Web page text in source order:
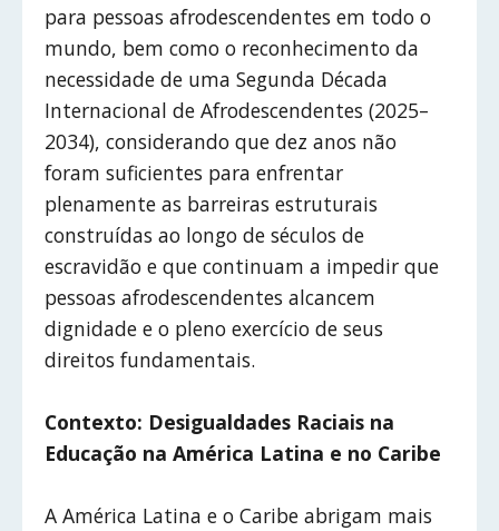
para pessoas afrodescendentes em todo o
mundo, bem como o reconhecimento da
necessidade de uma Segunda Década
Internacional de Afrodescendentes (2025–
2034), considerando que dez anos não
foram suficientes para enfrentar
plenamente as barreiras estruturais
construídas ao longo de séculos de
escravidão e que continuam a impedir que
pessoas afrodescendentes alcancem
dignidade e o pleno exercício de seus
direitos fundamentais.
Contexto: Desigualdades Raciais na
Educação na América Latina e no Caribe
A América Latina e o Caribe abrigam mais